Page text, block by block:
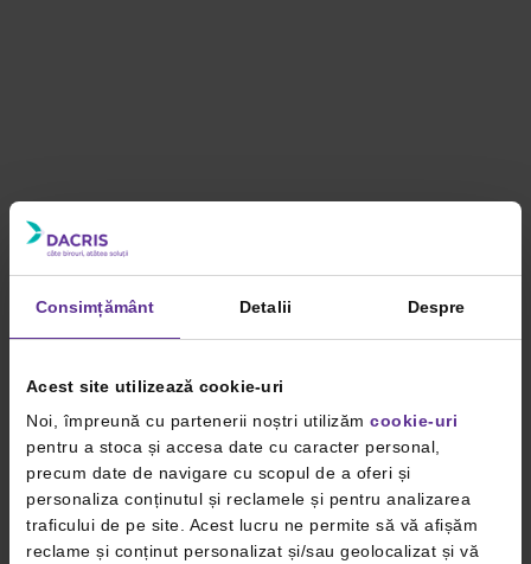
Consimțământ Detalii Despre
Acest site utilizează cookie-uri
Noi, împreună cu partenerii noștri utilizăm cookie-uri
pentru a stoca și accesa date cu caracter personal,
precum date de navigare cu scopul de a oferi și
personaliza conținutul și reclamele și pentru analizarea
traficului de pe site. Acest lucru ne permite să vă afișăm
reclame și conținut personalizat și/sau geolocalizat și vă